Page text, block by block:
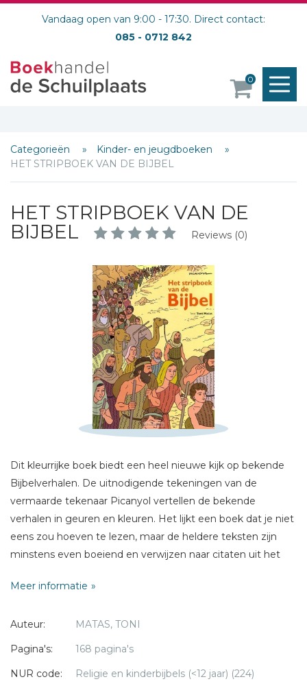
Vandaag open van 9:00 - 17:30. Direct contact:
085 - 0712 842
0
Categorieën
Kinder- en jeugdboeken
HET STRIPBOEK VAN DE BIJBEL
HET STRIPBOEK VAN DE
BIJBEL
Reviews (0)
Dit kleurrijke boek biedt een heel nieuwe kijk op bekende
Bijbelverhalen. De uitnodigende tekeningen van de
vermaarde tekenaar Picanyol vertellen de bekende
verhalen in geuren en kleuren. Het lijkt een boek dat je niet
eens zou hoeven te lezen, maar de heldere teksten zijn
minstens even boeiend en verwijzen naar citaten uit het
opnieuw wilt lezen en inzien.
Meer informatie
Auteur:
MATAS, TONI
Pagina's:
168 pagina's
NUR code:
Religie en kinderbijbels (<12 jaar) (224)
Schrijf hieronder je review!